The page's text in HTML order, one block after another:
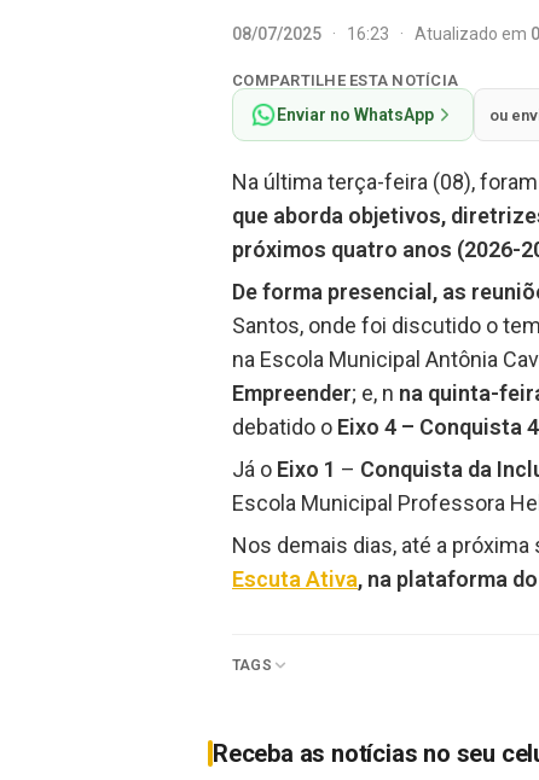
08/07/2025 · 16:23 · Atualizado em
COMPARTILHE ESTA NOTÍCIA
Enviar no WhatsApp ou
Na última terça-feira (08),
que aborda objetivos,
próximos quatro anos (2026-
De forma presencial, as
Santos, onde foi discutido o
na Escola Municipal Antônia
Empreender; e, n na quinta-
debatido o Eixo 4 – Conquista
Já o Eixo 1 – Conquista da
Escola Municipal Professora
Nos demais dias, até a
Escuta Ativa, na plataforma
TAGS
Receba as notícias no seu